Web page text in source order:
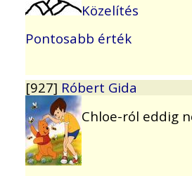
Közelítés
Pontosabb érték
[927] Róbert Gida
Chloe-ról eddig